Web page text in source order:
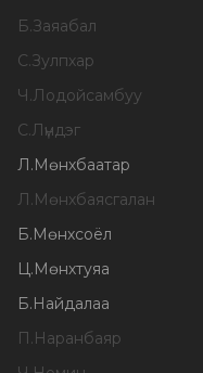
Б.Заяабал
С.Зулпхар
Ч.Лодойсамбуу
С.Лүндэг
Л.Мөнхбаатар
Л.Мөнхбаясгалан
Б.Мөнхсоёл
Ц.Мөнхтуяа
Б.Найдалаа
П.Наранбаяр